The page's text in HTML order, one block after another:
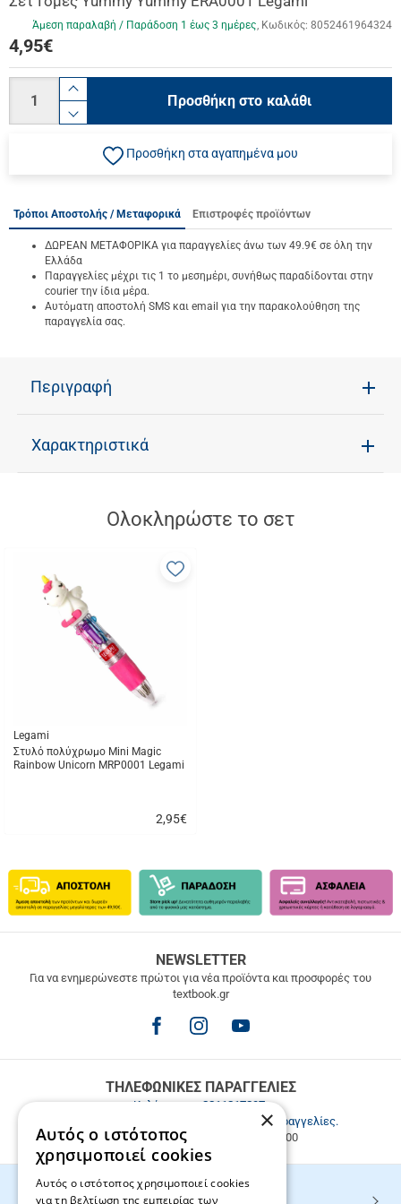
Άμεση παραλαβή / Παράδoση 1 έως 3 ημέρες Κωδικός: 8052461964324
4,95€
product.increase.quantity
product.decrease.quantity
Προσθήκη στο καλάθι
Προσθήκη στα αγαπημένα μου
Τρόποι Αποστολής / Μεταφορικά Επιστροφές προϊόντων
ΔΩΡΕΑΝ ΜΕΤΑΦΟΡΙΚΑ για παραγγελίες άνω των 49.9€ σε όλη την
Ελλάδα
Παραγγελίες μέχρι τις 1 το μεσημέρι, συνήθως παραδίδονται στην
courier την ίδια μέρα.
Αυτόματη αποστολή SMS και email για την παρακολούθηση της
παραγγελία σας.
Περιγραφή
Χαρακτηριστικά
Ολοκληρώστε το σετ
Legami
Στυλό πολύχρωμο Mini Magic
Rainbow Unicorn MRP0001 Legami
2,95€
Προσθήκη
ΜΕΤΑΦΟΡΙΚΑ
άνω
NEWSLETTER
Για να ενημερώνεστε πρώτοι για νέα προϊόντα και προσφορές του
textbook.gr
ΤΗΛΕΦΩΝΙΚΕΣ ΠΑΡΑΓΓΕΛΙΕΣ
Καλέστε μας2811217297.
Εξυπηρέτηση πελατών & τηλεφωνικές παραγγελίες.
Δευ. - Παρ. 9:00-17:00, Σάβ. 9:00-15:00
HOT ΚΑΤΗΓΟΡΙΕΣ
×
Αυτός ο ιστότοπος
χρησιμοποιεί cookies
Αυτός ο ιστότοπος χρησιμοποιεί cookies
για τη βελτίωση της εμπειρίας των